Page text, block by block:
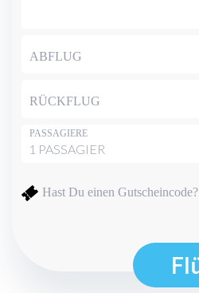
ABFLUG
RÜCKFLUG
PASSAGIERE
Hast Du einen Gutscheincode?